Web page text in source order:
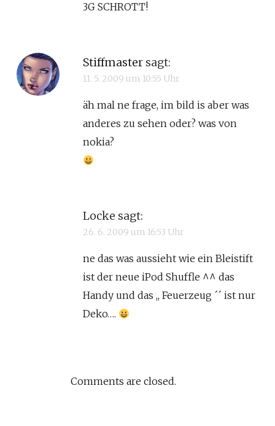
3G SCHROTT!
Stiffmaster sagt:
11. 5. 2009 um 10:55 Uhr
äh mal ne frage, im bild is aber was
anderes zu sehen oder? was von
nokia?
Locke sagt:
26. 6. 2009 um 16:53 Uhr
ne das was aussieht wie ein Bleistift
ist der neue iPod Shuffle ^^ das
Handy und das ,, Feuerzeug ´´ ist nur
Deko….
Comments are closed.